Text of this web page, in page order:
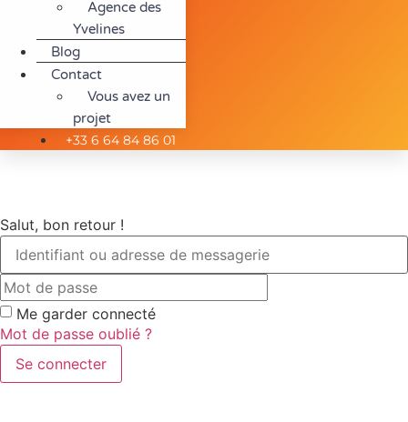
Agence des
Yvelines
Blog
Contact
Vous avez un
projet
+33 6 64 84 86 01
Salut, bon retour !
Me garder connecté
Mot de passe oublié ?
Se connecter